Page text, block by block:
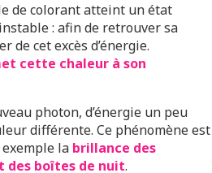
de colorant atteint un état
: afin de retrouver sa
de cet excès d’énergie.
cette chaleur à son
photon, d’énergie un peu
différente. Ce phénomène est
la brillance des
des boîtes de nuit.